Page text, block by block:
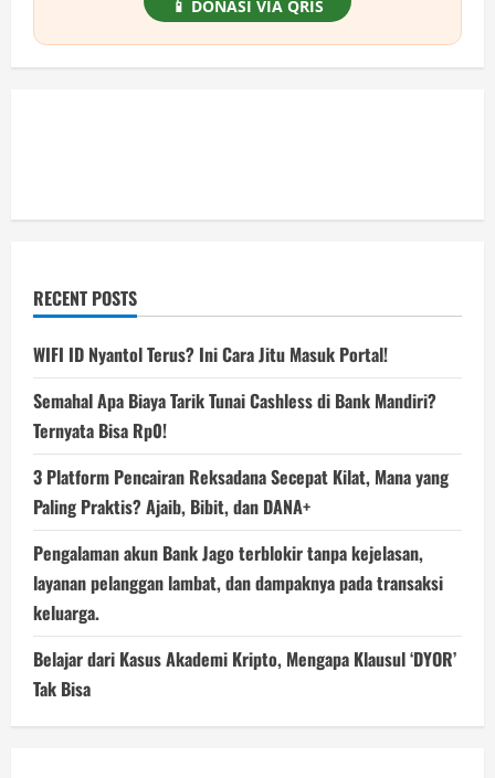
📱 DONASI VIA QRIS
RECENT POSTS
WIFI ID Nyantol Terus? Ini Cara Jitu Masuk Portal!
Semahal Apa Biaya Tarik Tunai Cashless di Bank Mandiri?
Ternyata Bisa Rp0!
3 Platform Pencairan Reksadana Secepat Kilat, Mana yang
Paling Praktis? Ajaib, Bibit, dan DANA+
Pengalaman akun Bank Jago terblokir tanpa kejelasan,
layanan pelanggan lambat, dan dampaknya pada transaksi
keluarga.
Belajar dari Kasus Akademi Kripto, Mengapa Klausul ‘DYOR’
Tak Bisa